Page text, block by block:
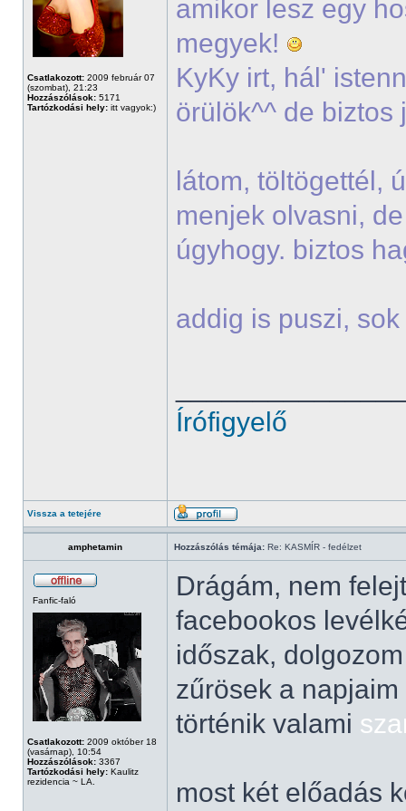
Csatlakozott: 2009 február 07
(szombat), 21:23
Hozzászólások: 5171
Tartózkodási hely: itt vagyok:)
amikor lesz egy
megyek!
KyKy irt, hál'
örülök^^ de
látom, töltögettél,
menjek olvasni,
úgyhogy. biztos
addig is puszi,
Írófigyelő
Vissza a tetejére
amphetamin Hozzászólás témája: Re: KASMÍR - fedélzet
Fanfic-faló
Csatlakozott: 2009 október 18
(vasárnap), 10:54
Hozzászólások: 3367
Tartózkodási hely: Kaulitz
rezidencia ~ LA.
Drágám, nem
facebookos
időszak,
zűrösek a
történik valami
most két előadás